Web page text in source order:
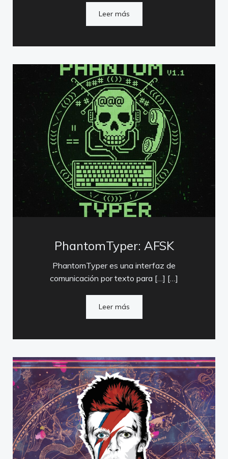
Leer más
PhantomTyper: AFSK
PhantomTyper es una interfaz de
comunicación por texto para […] […]
Leer más